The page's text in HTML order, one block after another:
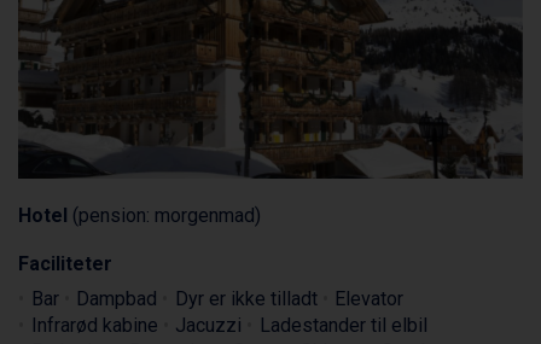
Hotel (pension: morgenmad)
Faciliteter
Bar
Dampbad Dyr er ikke tilladt
Elevator
Infrarød kabine
Jacuzzi
Ladestander til elbil